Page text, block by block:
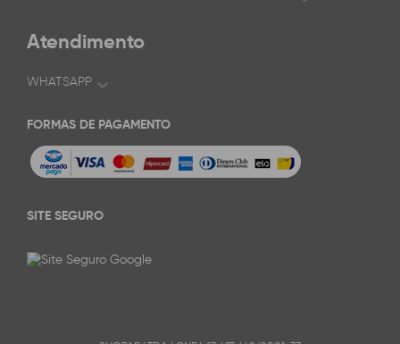
Atendimento
WHATSAPP
FORMAS DE PAGAMENTO
SITE SEGURO